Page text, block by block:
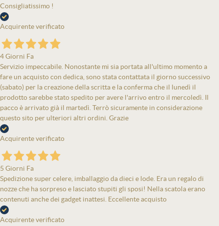
Consigliatissimo !
Acquirente verificato
4 Giorni Fa
Servizio impeccabile. Nonostante mi sia portata all'ultimo momento a
fare un acquisto con dedica, sono stata contattata il giorno successivo
(sabato) per la creazione della scritta e la conferma che il lunedì il
prodotto sarebbe stato spedito per avere l'arrivo entro il mercoledì. Il
pacco è arrivato già il martedì. Terrò sicuramente in considerazione
questo sito per ulteriori altri ordini. Grazie
Acquirente verificato
5 Giorni Fa
Spedizione super celere, imballaggio da dieci e lode. Era un regalo di
nozze che ha sorpreso e lasciato stupiti gli sposi! Nella scatola erano
contenuti anche dei gadget inattesi. Eccellente acquisto
Acquirente verificato